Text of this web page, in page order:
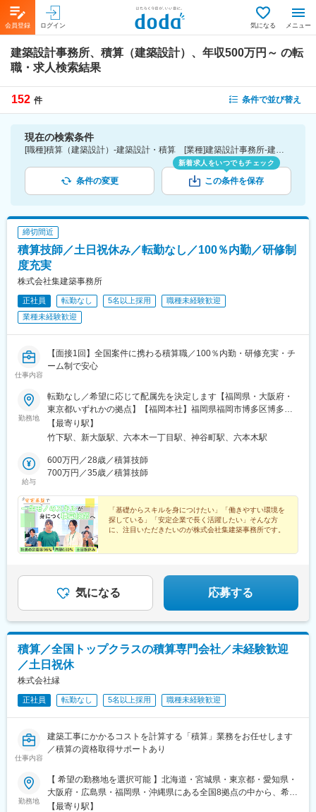
会員登録 ログイン 気になる メニュー
建築設計事務所、積算（建築設計）、年収500万円～ の転
職・求人検索結果
152 件 条件で並び替え
現在の検索条件
[職種]積算（建築設計）-建築設計・積算 [業種]建築設計事務所-建設・プラント・不動産業界 [年収]500万円～
条件の変更
新着求人をいつでもチェック
この条件を保存
締切間近
積算技師／土日祝休み／転勤なし／100％内勤／研修制
度充実
株式会社集建築事務所
正社員 転勤なし 5名以上採用
職種未経験歓迎
業種未経験歓迎
仕事内容
【面接1回】全国案件に携わる積算職／100％内勤・研修充実・チ
ーム制で安心
勤務地
転勤なし／希望に応じて配属先を決定します【福岡県・大阪府・
東京都いずれかの拠点】【福岡本社】福岡県福岡市博多区博多駅
南6-7-1 集プロジェクトビル※西鉄バス「山王1丁目」徒歩3分【大
阪事務所】大阪府大阪市淀川区西中島6-1-1 新大阪プライムタワー
フロアを増床。採用を強化しています【東京事務所】東京都港区
六本木1-8-7 MFPR六本木麻布台ビル7F ※地下鉄南北線「六本木
化中【受動喫煙対策】敷地内に喫煙可能場所あり＜拠点間の異動
もOK＞当社では、福岡本社・大阪事務所・東京事務所の各拠点に
て全国の積算案件に対応しています。そのため、希望があればラ
イフスタイルの変化に応じて、「福岡で入社後に大阪へ」「東京
で入社後に福岡へ」など拠点間の異動も可能です。いずれの拠点
ランに合わせながら、長くキャリアを築けます。
【最寄り駅】
竹下駅、新大阪駅、六本木一丁目駅、神谷町駅、六本木駅
給与
600万円／28歳／積算技師
700万円／35歳／積算技師
「基礎からスキルを身につけたい」「働きやすい環境を
探している」「安定企業で長く活躍したい」そんな方
に、注目いただきたいのが株式会社集建築事務所です。
気になる 応募する
積算／全国トップクラスの積算専門会社／未経験歓迎
／土日祝休
株式会社縁
正社員 転勤なし 5名以上採用 職種未経験歓迎
仕事内容
建築工事にかかるコストを計算する「積算」業務をお任せします
／積算の資格取得サポートあり
勤務地
【 希望の勤務地を選択可能 】北海道・宮城県・東京都・愛知県・
大阪府・広島県・福岡県・沖縄県にある全国8拠点の中から、希望
の勤務地を選択【本社／福岡事務所】福岡県福岡市博多区博多駅
【最寄り駅】